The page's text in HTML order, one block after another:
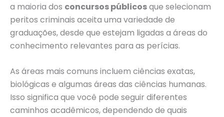
a maioria dos concursos públicosque selecionam
peritos criminais aceita uma variedade de
graduações, desde que estejam ligadas a áreas do
conhecimento relevantes para as perícias.
As áreas mais comuns incluem ciências exatas,
biológicas e algumas áreas das ciências humanas.
Isso significa que você pode seguir diferentes
caminhos acadêmicos, dependendo de quais